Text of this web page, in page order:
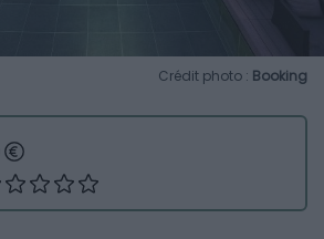
Crédit photo : Booking